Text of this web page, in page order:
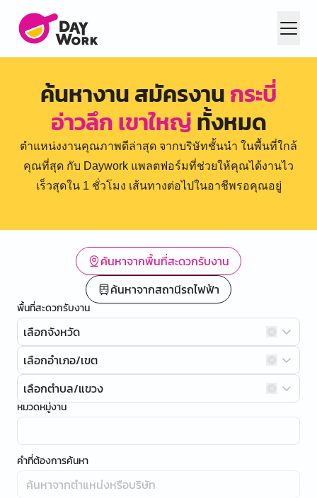
ค้นหางาน สมัครงานกระบี่
อ่าวลึก เขาใหญ่ทั้งหมด
ตำแหน่งงานคุณภาพดีล่าสุด จากบริษัทชั้นนำ ในพื้นที่ใกล้
คุณที่สุด กับ Daywork แพลตฟอร์มที่ช่วยให้คุณได้งานไว
เร็วสุดใน 1 ชั่วโมง เส้นทางต่อไปในอาชีพรอคุณอยู่
ค้นหาจากพื้นที่สะดวกรับงาน
ค้นหาจากสถานีรถไฟฟ้า
พื้นที่สะดวกรับงาน
เลือกจังหวัด
เลือกอำเภอ/เขต
เลือกตำบล/แขวง
หมวดหมู่งาน
คำที่ต้องการค้นหา